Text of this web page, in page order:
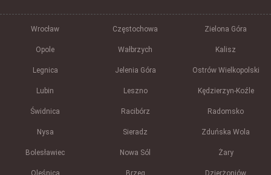
Wrocław Częstochowa Zielona Góra
Opole Wałbrzych Kalisz
Legnica Jelenia Góra Ostrów Wielkopolski
Lubin Leszno Kędzierzyn-Koźle
Świdnica Racibórz Radomsko
Nysa Sieradz Zduńska Wola
Bolesławiec Nowa Sól Żary